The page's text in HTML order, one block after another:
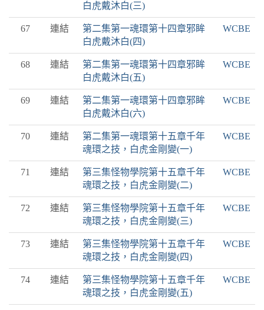
白虎戴沐白(三)
67 連結
第二集第一魂環第十四章邪眸
白虎戴沐白(四)
WCBE
68 連結
第二集第一魂環第十四章邪眸
白虎戴沐白(五)
WCBE
69 連結
第二集第一魂環第十四章邪眸
白虎戴沐白(六)
WCBE
70 連結
第二集第一魂環第十五章千年
魂環之技，白虎金剛變(一)
WCBE
71 連結
第三集怪物學院第十五章千年
魂環之技，白虎金剛變(二)
WCBE
72 連結
第三集怪物學院第十五章千年
魂環之技，白虎金剛變(三)
WCBE
73 連結
第三集怪物學院第十五章千年
魂環之技，白虎金剛變(四)
WCBE
74 連結
第三集怪物學院第十五章千年
魂環之技，白虎金剛變(五)
WCBE